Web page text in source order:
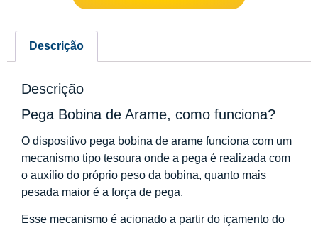
Descrição
Descrição
Pega Bobina de Arame, como funciona?
O dispositivo pega bobina de arame funciona com um
mecanismo tipo tesoura onde a pega é realizada com
o auxílio do próprio peso da bobina, quanto mais
pesada maior é a força de pega.
Esse mecanismo é acionado a partir do içamento do